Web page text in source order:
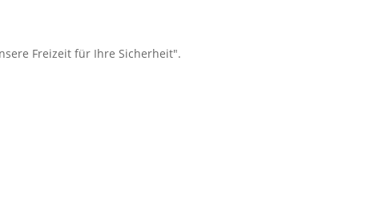
Freizeit für Ihre Sicherheit".